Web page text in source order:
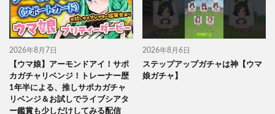
2026年8月7日
【ウマ娘】アーモンドアイ！サポ
カガチャリベンジ！トレーナー歴
1年半による、推しサポカガチャ
リベンジ＆お試しでライブシアタ
ー鑑賞も少しだけしてみる配信
2026年8月6日
ステップアップガチャは神【ウマ
娘ガチャ】